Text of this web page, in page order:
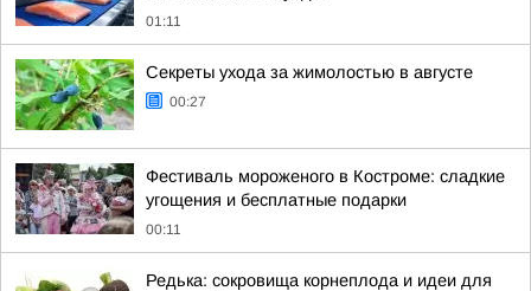
01:11
Секреты ухода за жимолостью в августе
00:27
Фестиваль мороженого в Костроме: сладкие
угощения и бесплатные подарки
00:11
Редька: сокровища корнеплода и идеи для